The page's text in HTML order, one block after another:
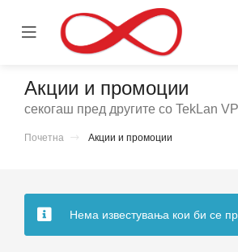
Mobile
Акции и промоции
секогаш пред другите со TekLan
Почетна Акции и промоции
Нема известувања кои би се